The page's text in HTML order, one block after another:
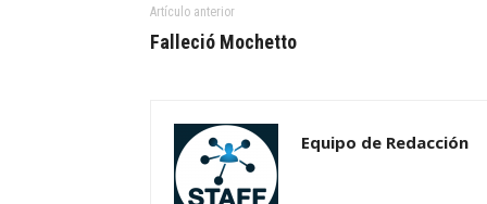
Artículo anterior
Falleció Mochetto
Equipo de Redacción